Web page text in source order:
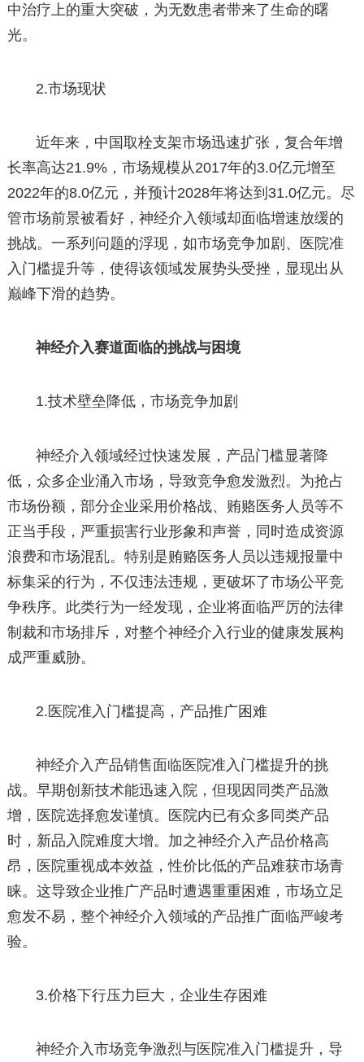
中治疗上的重大突破，为无数患者带来了生命的曙
光。
2.市场现状
近年来，中国取栓支架市场迅速扩张，复合年增
长率高达21.9%，市场规模从2017年的3.0亿元增至
2022年的8.0亿元，并预计2028年将达到31.0亿元。尽
管市场前景被看好，神经介入领域却面临增速放缓的
挑战。一系列问题的浮现，如市场竞争加剧、医院准
入门槛提升等，使得该领域发展势头受挫，显现出从
巅峰下滑的趋势。
神经介入赛道面临的挑战与困境
1.技术壁垒降低，市场竞争加剧
神经介入领域经过快速发展，产品门槛显著降
低，众多企业涌入市场，导致竞争愈发激烈。为抢占
市场份额，部分企业采用价格战、贿赂医务人员等不
正当手段，严重损害行业形象和声誉，同时造成资源
浪费和市场混乱。特别是贿赂医务人员以违规报量中
标集采的行为，不仅违法违规，更破坏了市场公平竞
争秩序。此类行为一经发现，企业将面临严厉的法律
制裁和市场排斥，对整个神经介入行业的健康发展构
成严重威胁。
2.医院准入门槛提高，产品推广困难
神经介入产品销售面临医院准入门槛提升的挑
战。早期创新技术能迅速入院，但现因同类产品激
增，医院选择愈发谨慎。医院内已有众多同类产品
时，新品入院难度大增。加之神经介入产品价格高
昂，医院重视成本效益，性价比低的产品难获市场青
睐。这导致企业推广产品时遭遇重重困难，市场立足
愈发不易，整个神经介入领域的产品推广面临严峻考
验。
3.价格下行压力巨大，企业生存困难
神经介入市场竞争激烈与医院准入门槛提升，导